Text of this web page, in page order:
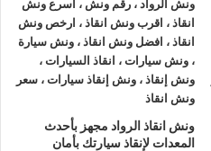
موقعك علي الواتساب أوإرسال
الموجودين لارسالأقرب ونش
ونش انقاذ الرواد مجهز بأحدث
المعدات لإنقاذ سيارتك بأمان